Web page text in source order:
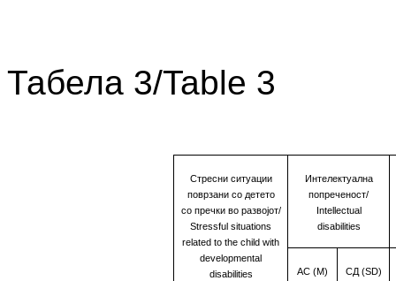
Табела 3/Table 3
Стресни ситуации
поврзани со детето
со пречки во развојот/
Stressful situations
related to the child with
developmental
disabilities
Интелектуална
попреченост/
Intellectual
disabilities
АС (М) СД (SD)